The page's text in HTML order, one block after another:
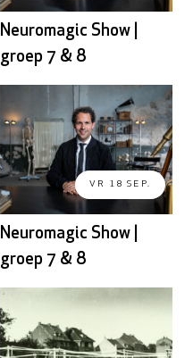
Neuromagic Show |
groep 7 & 8
VR 18 SEP.
Neuromagic Show |
groep 7 & 8